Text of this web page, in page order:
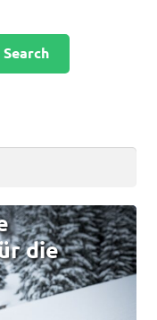
Search
die